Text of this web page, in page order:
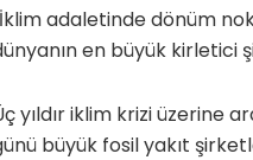
adaletinde dönüm
en büyük kirletici
yıldır iklim krizi üzerine
büyük fosil yakıt